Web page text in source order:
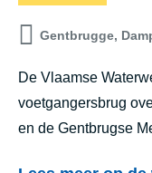
r
a
a
t
e
Gentbrugge,
De Vlaamse
voetgangersbrug
en de Gentbrugse